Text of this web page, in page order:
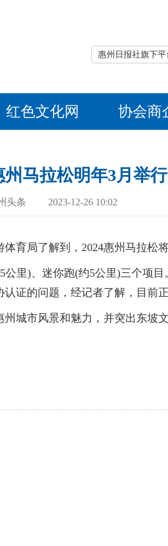
惠州日报社旗下
红色文化网 协会商
州马拉松明年3月举行
头条 2023-12-26 10:02
局了解到，2024惠州马拉松将
里)、迷你跑(约5公里)三个项
证的问题，经记者了解，目前正
市风景和魅力，并突出东坡